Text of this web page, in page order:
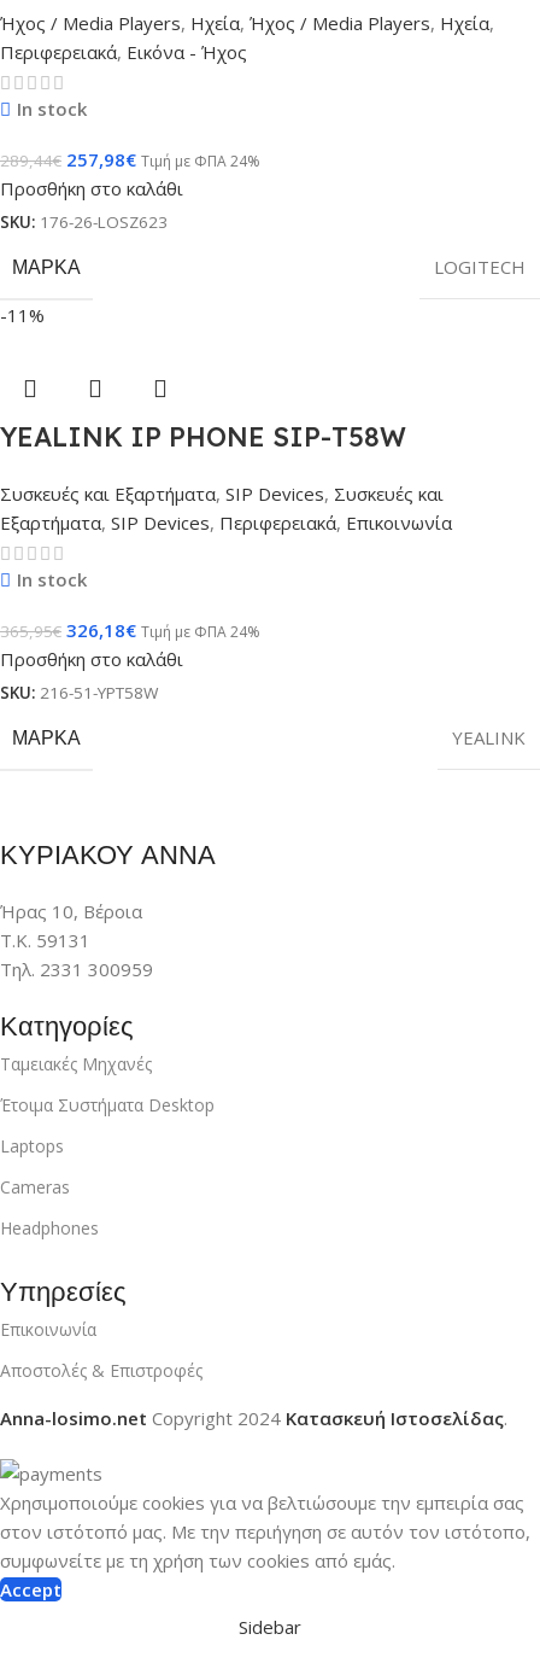
Ήχος / Media Players, Ηχεία, Ήχος / Media Players, Ηχεία,
Περιφερειακά, Εικόνα - Ήχος
In stock
289,44€ 257,98€ Τιμή με ΦΠΑ 24%
Προσθήκη στο καλάθι
SKU: 176-26-LOSZ623
ΜΆΡΚΑ
LOGITECH
-11%
YEALINK IP PHONE SIP-T58W
Συσκευές και Εξαρτήματα, SIP Devices, Συσκευές και
Εξαρτήματα, SIP Devices, Περιφερειακά, Επικοινωνία
In stock
365,95€ 326,18€ Τιμή με ΦΠΑ 24%
Προσθήκη στο καλάθι
SKU: 216-51-YPT58W
ΜΆΡΚΑ YEALINK
ΚΥΡΙΑΚΟΥ ΑΝΝΑ
Ήρας 10, Βέροια
Τ.Κ. 59131
Τηλ. 2331 300959
Κατηγορίες
Ταμειακές Μηχανές
Έτοιμα Συστήματα Desktop
Laptops
Cameras
Headphones
Υπηρεσίες
Επικοινωνία
Αποστολές & Επιστροφές
Anna-losimo.net Copyright 2024 Κατασκευή Ιστοσελίδας.
Χρησιμοποιούμε cookies για να βελτιώσουμε την εμπειρία σας
στον ιστότοπό μας. Με την περιήγηση σε αυτόν τον ιστότοπο,
συμφωνείτε με τη χρήση των cookies από εμάς.
Accept
Sidebar